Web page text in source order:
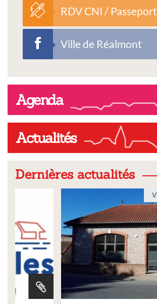
RDV CNI / Passeport
Ville de Réalmont
Agenda
Actualités
Dernières actualités